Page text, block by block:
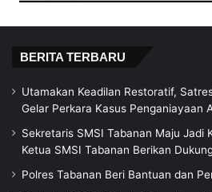
BERITA TERBARU
Utamakan Keadilan Restoratif,
Gelar Perkara Kasus Penganiayaan
Sekretaris SMSI Tabanan Maju Jadi
Ketua SMSI Tabanan Berikan
Polres Tabanan Beri Bantuan dan